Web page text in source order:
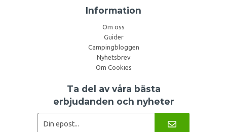
Information
Om oss
Guider
Campingbloggen
Nyhetsbrev
Om Cookies
Ta del av våra bästa
erbjudanden och nyheter